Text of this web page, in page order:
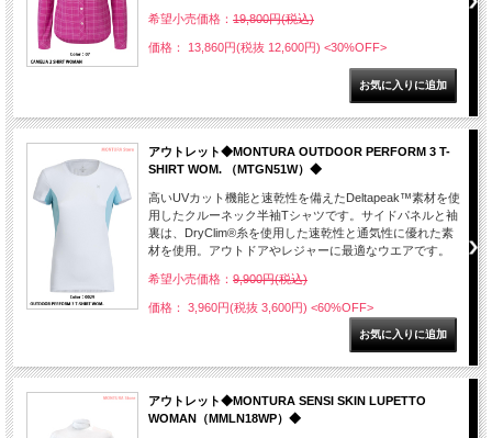
希望小売価格： 19,800円(税込)
価格： 13,860円(税抜 12,600円) <30%OFF>
アウトレット◆MONTURA OUTDOOR PERFORM 3 T-
SHIRT WOM. （MTGN51W）◆
高いUVカット機能と速乾性を備えたDeltapeak™素材を使
用したクルーネック半袖Tシャツです。サイドパネルと袖
裏は、DryClim®糸を使用した速乾性と通気性に優れた素
材を使用。アウトドアやレジャーに最適なウエアです。
希望小売価格： 9,900円(税込)
価格： 3,960円(税抜 3,600円) <60%OFF>
アウトレット◆MONTURA SENSI SKIN LUPETTO
WOMAN（MMLN18WP）◆